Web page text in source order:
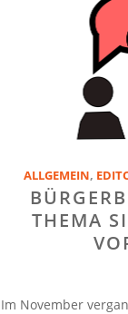
ALLGEMEIN,
THEMA
Im November